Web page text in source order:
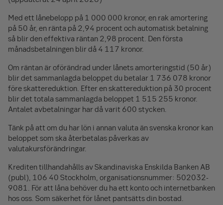
Med ett lånebelopp på 1 000 000 kronor, en rak amortering
på 50 år, en ränta på 2,94 procent och automatisk betalning
så blir den effektiva räntan 2,98 procent. Den första
månadsbetalningen blir då 4 117 kronor.
Om räntan är oförändrad under lånets amorteringstid (50 år)
blir det sammanlagda beloppet du betalar 1 736 078 kronor
före skattereduktion. Efter en skattereduktion på 30 procent
blir det totala sammanlagda beloppet 1 515 255 kronor.
Antalet avbetalningar har då varit 600 stycken.
Tänk på att om du har lön i annan valuta än svenska kronor kan
beloppet som ska återbetalas påverkas av
valutakursförändringar.
Krediten tillhandahålls av Skandinaviska Enskilda Banken AB
(publ), 106 40 Stockholm, organisations­nummer: 502032-
9081. För att låna behöver du ha ett konto och internetbanken
hos oss. Som säkerhet för lånet pantsätts din bostad.